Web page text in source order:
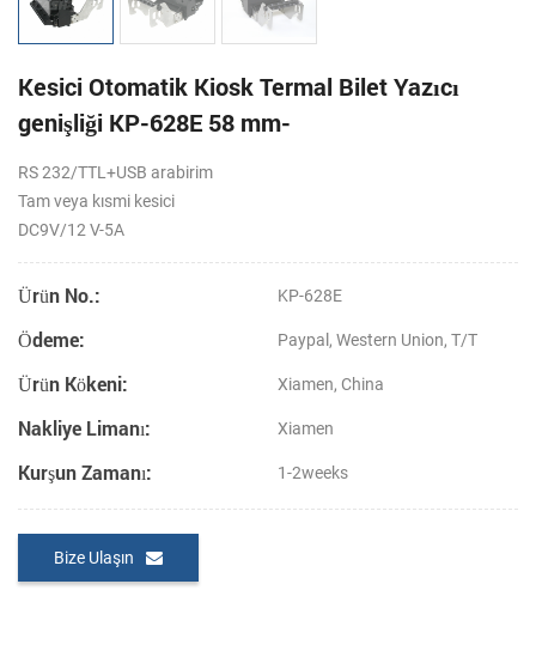
Kesici Otomatik Kiosk Termal Bilet Yazıcı
genişliği KP-628E 58 mm-
RS 232/TTL+USB arabirim
Tam veya kısmi kesici
DC9V/12 V-5A
Ürün No.: KP-628E
Ödeme: Paypal, Western Union, T/T
Ürün Kökeni: Xiamen, China
Nakliye Limanı: Xiamen
Kurşun Zamanı: 1-2weeks
Bize Ulaşın